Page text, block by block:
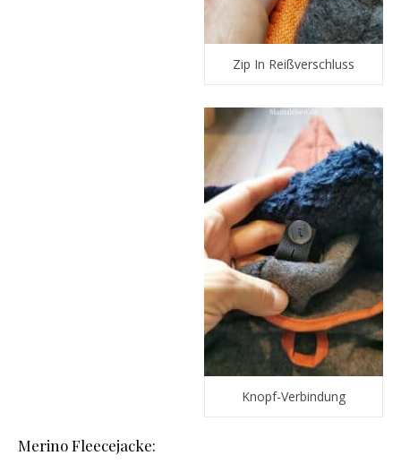
Zip In Reißverschluss
Knopf-Verbindung
Merino Fleecejacke: